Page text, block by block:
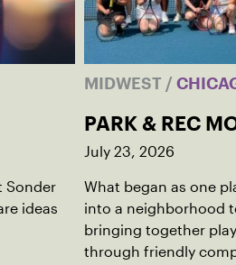
Sonder
ideas
MIDWEST /
PARK & REC
July 23, 2026
What began as one
into a neighborhood
bringing together
through friendly